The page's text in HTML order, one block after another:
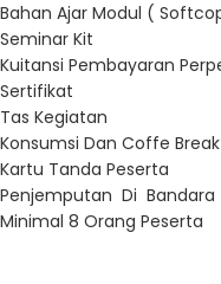
Bahan Ajar Modul (
Seminar Kit
Kuitansi Pembayaran
Sertifikat
Tas Kegiatan
Konsumsi Dan Coffe
Kartu Tanda Peserta
Penjemputan Di
Minimal 8 Orang Peserta